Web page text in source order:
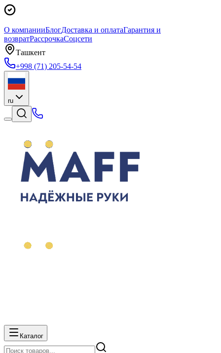
О компанииБлогДоставка и оплатаГарантия и
возвратРассрочкаСоцсети
Ташкент
+998 (71) 205-54-54
ru
Каталог